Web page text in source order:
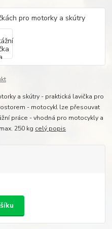
a skútry - praktická lavička pro
- motocykl lze přesouvat
práce - vhodná pro motocykly a
250 kg celý popis